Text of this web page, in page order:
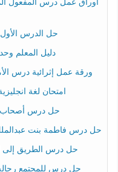
أوراق عمل درس المفعول
حل الدرس الأول
دليل المعلم
ورقة عمل إثرائية درس
امتحان لغة
حل درس أصحاب
حل درس فاطمة بنت
حل درس الطريق إلى
حل درس للمجتمع